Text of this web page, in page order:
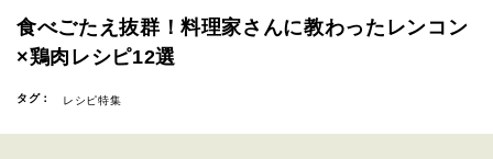
食べごたえ抜群！料理家さんに教わったレンコン
×鶏肉レシピ12選
タグ： レシピ特集